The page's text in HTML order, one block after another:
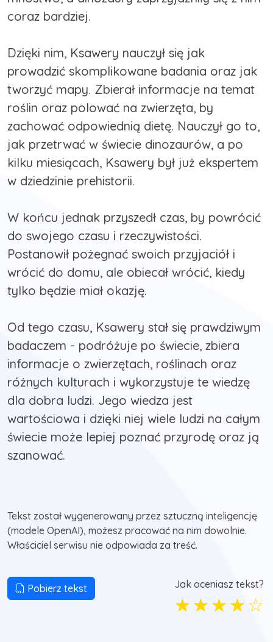
coraz bardziej.
Dzięki nim, Ksawery nauczył się jak
prowadzić skomplikowane badania oraz jak
tworzyć mapy. Zbierał informacje na temat
roślin oraz polować na zwierzęta, by
zachować odpowiednią dietę. Nauczył go to,
jak przetrwać w świecie dinozaurów, a po
kilku miesiącach, Ksawery był już ekspertem
w dziedzinie prehistorii.
W końcu jednak przyszedł czas, by powrócić
do swojego czasu i rzeczywistości.
Postanowił pożegnać swoich przyjaciół i
wrócić do domu, ale obiecał wrócić, kiedy
tylko będzie miał okazję.
Od tego czasu, Ksawery stał się prawdziwym
badaczem - podróżuje po świecie, zbiera
informacje o zwierzętach, roślinach oraz
różnych kulturach i wykorzystuje te wiedzę
dla dobra ludzi. Jego wiedza jest
wartościowa i dzięki niej wiele ludzi na całym
świecie może lepiej poznać przyrodę oraz ją
szanować.
Tekst został wygenerowany przez sztuczną inteligencję
(modele OpenAI), możesz pracować na nim dowolnie.
Właściciel serwisu nie odpowiada za treść.
Pobierz tekst Jak oceniasz tekst?
☆
☆
☆
☆
☆